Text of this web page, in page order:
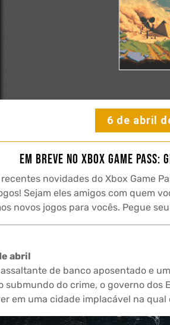
6 de abril
Em breve no Xbox Game
novidades do Xbox Game
Sejam eles amigos com quem
novos jogos para vocês. Pegue
abril
de banco aposentado e
submundo do crime, o governo
em uma cidade implacável na